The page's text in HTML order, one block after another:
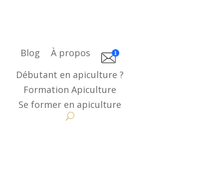
Blog
À propos
Débutant en apiculture ?
Formation Apiculture
Se former en apiculture